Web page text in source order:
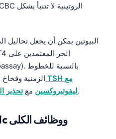
البيوتين يمكن أن يجعل تحاليل
الزمنية
ليفوثيروكسين معتحذير .